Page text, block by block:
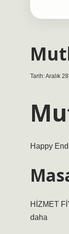
Tarih: Aralık
Happy
HİZMET
daha